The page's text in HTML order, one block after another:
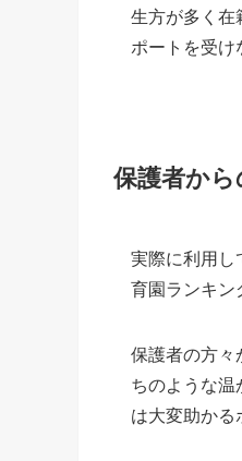
生方が多く在
ポートを受け
保護者か
実際に利用し
育園ランキン
保護者の方々
ちのような
は大変助かる